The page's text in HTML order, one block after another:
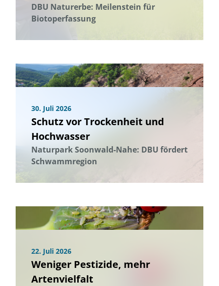
DBU Naturerbe: Meilenstein für
Biotoperfassung
30. Juli 2026
Schutz vor Trockenheit und
Hochwasser
Naturpark Soonwald-Nahe: DBU fördert
Schwammregion
22. Juli 2026
Weniger Pestizide, mehr
Artenvielfalt